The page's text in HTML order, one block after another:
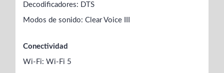
Decodificadores: DTS
Modos de sonido: Clear Voice III
Conectividad
Wi-Fi: Wi-Fi 5